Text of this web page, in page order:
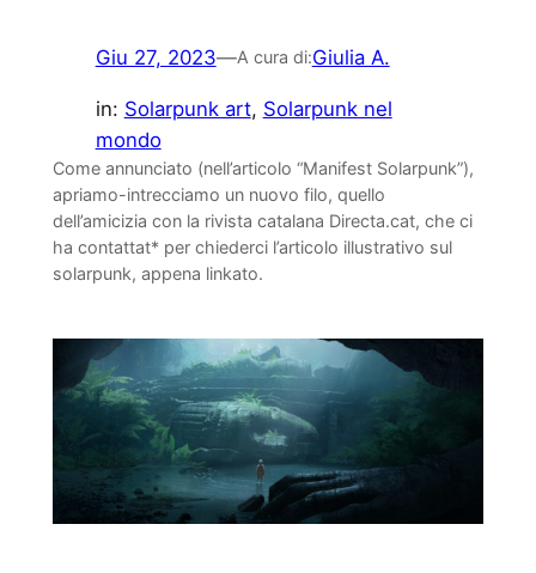
Giu 27, 2023—A cura di:Giulia A.
in: Solarpunk art, Solarpunk nel
mondo
Come annunciato (nell’articolo “Manifest Solarpunk”),
apriamo-intrecciamo un nuovo filo, quello
dell’amicizia con la rivista catalana Directa.cat, che ci
ha contattat* per chiederci l’articolo illustrativo sul
solarpunk, appena linkato.